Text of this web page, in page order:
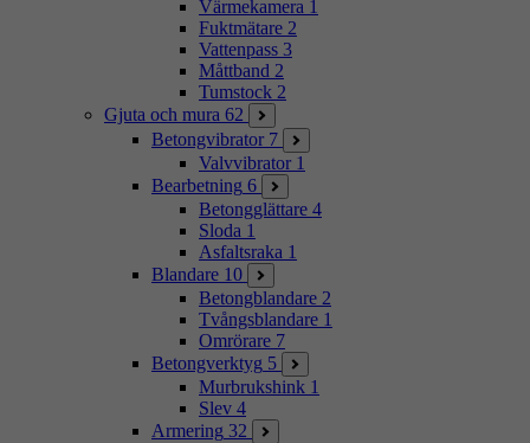
Värmekamera 1
Fuktmätare 2
Vattenpass 3
Måttband 2
Tumstock 2
Gjuta och mura 62
Betongvibrator 7
Valvvibrator 1
Bearbetning 6
Betongglättare 4
Sloda 1
Asfaltsraka 1
Blandare 10
Betongblandare 2
Tvångsblandare 1
Omrörare 7
Betongverktyg 5
Murbrukshink 1
Slev 4
Armering 32